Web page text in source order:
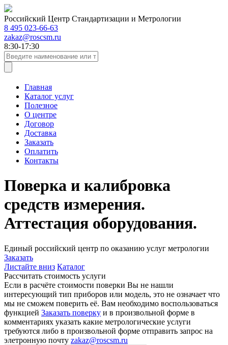
Российский Центр Стандартизации и Метрологии
8 495 023-66-63
zakaz@roscsm.ru
8:30-17:30
Главная
Каталог услуг
Полезное
О центре
Договор
Доставка
Заказать
Оплатить
Контакты
Поверка и калибровка
средств измерения.
Аттестация оборудования.
Единый российский центр по оказанию услуг метрологии
Заказать
Листайте вниз Каталог
Рассчитать стоимость услуги
Если в расчёте стоимости поверки Вы не нашли
интересующий тип приборов или модель, это не означает что
мы не сможем поверить её. Вам необходимо воспользоваться
функцией Заказать поверку и в произвольной форме в
комментариях указать какие метрологические услуги
требуются либо в произвольной форме отправить запрос на
элетронную почту zakaz@roscsm.ru